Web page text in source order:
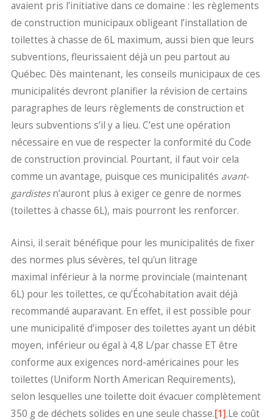
avaient pris l’initiative dans ce domaine : les règlements
de construction municipaux obligeant l’installation de
toilettes à chasse de 6L maximum, aussi bien que leurs
subventions, fleurissaient déjà un peu partout au
Québec. Dès maintenant, les conseils municipaux de ces
municipalités devront planifier la révision de certains
paragraphes de leurs règlements de construction et
leurs subventions s’il y a lieu. C’est une opération
nécessaire en vue de respecter la conformité du Code
de construction provincial. Pourtant, il faut voir cela
comme un avantage, puisque ces municipalités avant-
gardistesn’auront plus à exiger ce genre de normes
(toilettes à chasse 6L), mais pourront les renforcer.
Ainsi, il serait bénéfique pour les municipalités de fixer
des normes plus sévères, tel qu'un litrage
maximal inférieur à la norme provinciale (maintenant
6L) pour les toilettes, ce qu’Écohabitation avait déjà
recommandé auparavant. En effet, il est possible pour
une municipalité d’imposer des toilettes ayant un débit
moyen, inférieur ou égal à 4,8 L/par chasse ET être
conforme aux exigences nord-américaines pour les
toilettes (Uniform North American Requirements),
selon lesquelles une toilette doit évacuer complètement
350 g de déchets solides en une seule chasse.[1].Le coût